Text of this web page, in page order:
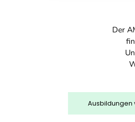
Der
Ausbildungen